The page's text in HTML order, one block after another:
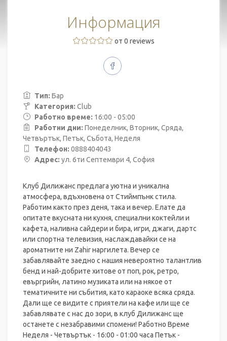
Информация
от 0 reviews
Тип: Бар
Категория: Club
Работно време: 16:00 - 05:00
Работни дни: Понеделник, Вторник, Сряда,
Четвъртък, Петък, Събота, Неделя
Телефон: 0888404043
Адрес: ул. 6ти Септември 4, София
Клуб Дилижанс предлага уютна и уникална
атмосфера, вдъхновена от Стиймпънк стила.
Работим както през деня, така и вечер. Елате да
опитате вкусната ни кухня, специални коктейли и
кафета, наливна сайдери и бира, игри, джаги, дартс
или спортна телевизия, наслаждавайки се на
ароматните ни Zahir наргилета. Вечер се
забавлявайте заедно с нашия невероятно талантлив
бенд и най-добрите хитове от поп, рок, ретро,
евъргрийн, латино музиката или на някое от
тематичните ни събития, като караоке всяка сряда.
Дали ще се видите с приятели на кафе или ще се
забавлявате с нас до зори, в клуб Дилижанс ще
останете с незабравими спомени! Работно Време
Неделя - Четвъртък - 16:00 - 01:00 часа Петък -